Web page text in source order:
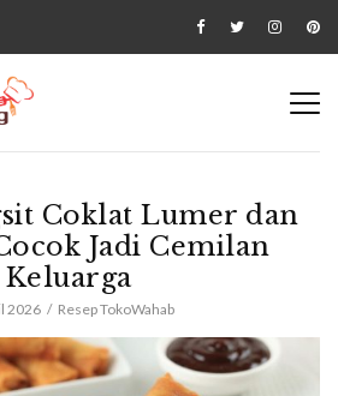
Coklat Lumer dan
Jadi Cemilan
Keluarga
2026 Resep TokoWahab